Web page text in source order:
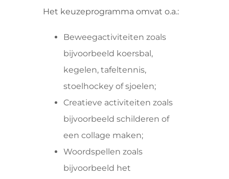
Het keuzeprogramma omvat o.a.:
Beweegactiviteiten zoals
bijvoorbeeld koersbal,
kegelen, tafeltennis,
stoelhockey of sjoelen;
Creatieve activiteiten zoals
bijvoorbeeld schilderen of
een collage maken;
Woordspellen zoals
bijvoorbeeld het